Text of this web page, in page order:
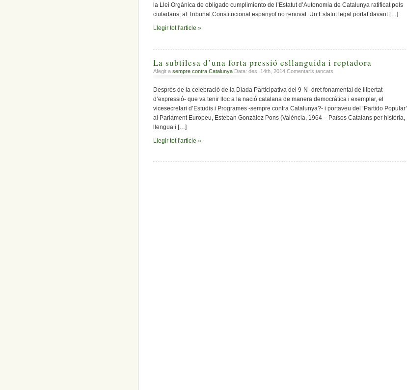
fracàs
de
cap
referèndum
la Llei Orgànica de obligado cumplimiento de l’Estatut d’Autonomia de Catalunya ratificat pels
ciutadans, al Tribunal Constitucional espanyol no renovat. Un Estatut legal portat davant […]
Llegir tot l'article »
La subtilesa d’una forta pressió esllanguida i reptadora
Afegit a sempre contra Catalunya Data: des. 14th, 2014 Comentaris tancats
subtilesa
d’una
pressió
esllanguida
Després de la celebració de la Diada Participativa del 9-N -dret fonamental de llibertat
d’expressió- que va tenir lloc a la nació catalana de manera democràtica i exemplar, el
vicesecretari d’Estudis i Programes -sempre contra Catalunya?- i portaveu del ‘Partido Popular’
al Parlament Europeu, Esteban González Pons (València, 1964 – Països Catalans per història,
llengua i […]
Llegir tot l'article »